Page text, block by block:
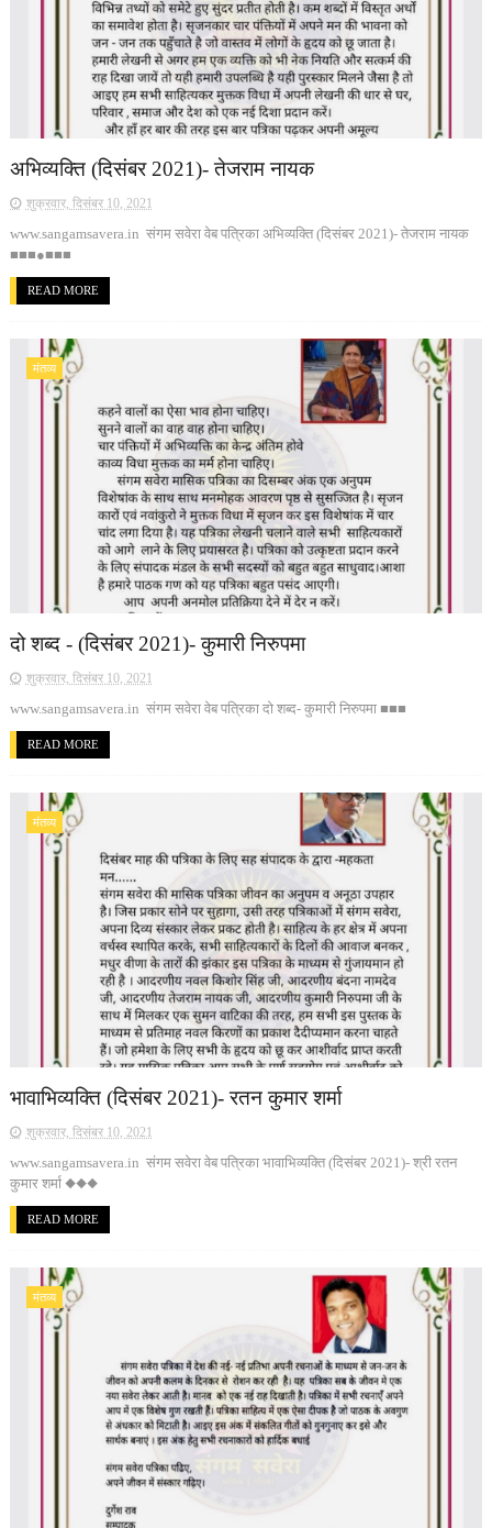
अभिव्यक्ति (दिसंबर 2021)- तेजराम नायक
शुक्रवार, दिसंबर 10, 2021
www.sangamsavera.in संगम सवेरा वेब पत्रिका अभिव्यक्ति (दिसंबर 2021)- तेजराम नायक
■■■●■■■
READ MORE
मंतव्य
दो शब्द - (दिसंबर 2021)- कुमारी निरुपमा
शुक्रवार, दिसंबर 10, 2021
www.sangamsavera.in संगम सवेरा वेब पत्रिका दो शब्द- कुमारी निरुपमा ■■■
READ MORE
मंतव्य
भावाभिव्यक्ति (दिसंबर 2021)- रतन कुमार शर्मा
शुक्रवार, दिसंबर 10, 2021
www.sangamsavera.in संगम सवेरा वेब पत्रिका भावाभिव्यक्ति (दिसंबर 2021)- श्री रतन
कुमार शर्मा ◆◆◆
READ MORE
मंतव्य